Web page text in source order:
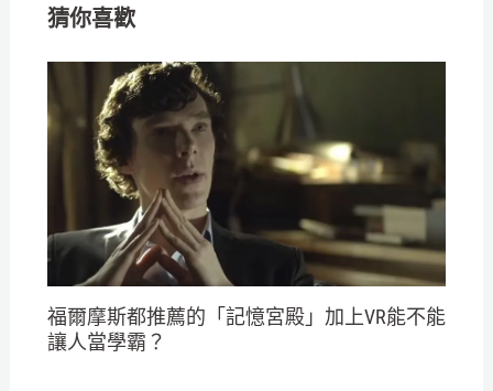
猜你喜歡
福爾摩斯都推薦的「記憶宮殿」加上VR能不能
讓人當學霸？